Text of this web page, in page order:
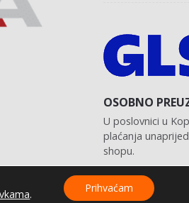
OSOBNO
U poslovnici u
plaćanja
shopu.
. Prihvaćam